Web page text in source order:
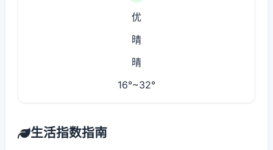
优
晴
晴
16°~32°
生活指数指南